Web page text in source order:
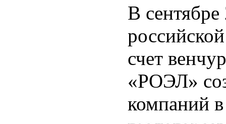
В сентябре
счет
«РОЭЛ»
компаний